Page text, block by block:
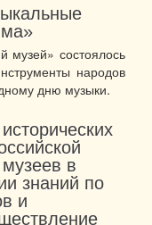
музей» состоялось
народов
дню музыки.
в
знаний по
и